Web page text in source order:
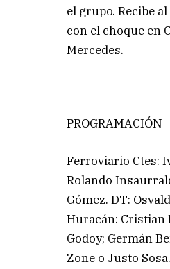
el grupo. Recibe
con el choque en
Mercedes.
PROGRAMACIÓN
Ferroviario Ctes:
Rolando
Gómez. DT:
Huracán: Cristian
Godoy; Germán
Zone o Justo